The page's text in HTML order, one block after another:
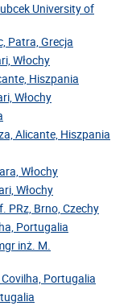
University of
Patra, Grecja
Włochy
Hiszpania
Włochy
Alicante, Hiszpania
Włochy
Włochy
PRz, Brno, Czechy
Portugalia
inż. M.
Portugalia